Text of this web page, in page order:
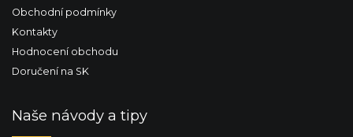
Obchodní podmínky
Kontakty
Hodnocení obchodu
Doručení na SK
Naše návody a tipy